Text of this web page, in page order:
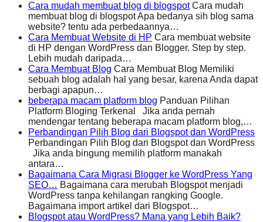
Cara mudah membuat blog di blogspotCara mudah
membuat blog di blogspot Apa bedanya sih blog sama
website? tentu ada perbedaannya…
Cara Membuat Website di HP Cara membuat website
di HP dengan WordPress dan Blogger. Step by step.
Lebih mudah daripada…
Cara Membuat Blog Cara Membuat Blog Memiliki
sebuah blog adalah hal yang besar, karena Anda dapat
berbagi apapun…
beberapa macam platform blog Panduan Pilihan
Platform Bloging Terkenal Jika anda pernah
mendengar tentang beberapa macam platform blog,…
Perbandingan Pilih Blog dari Blogspot dan WordPress
Perbandingan Pilih Blog dari Blogspot dan WordPress
Jika anda bingung memilih platform manakah
antara…
Bagaimana Cara Migrasi Blogger ke WordPress Yang
SEO… Bagaimana cara merubah Blogspot menjadi
WordPress tanpa kehilangan rangking Google.
Bagaimana import artikel dari Blogspot…
Blogspot atau WordPress? Mana yang Lebih Baik?